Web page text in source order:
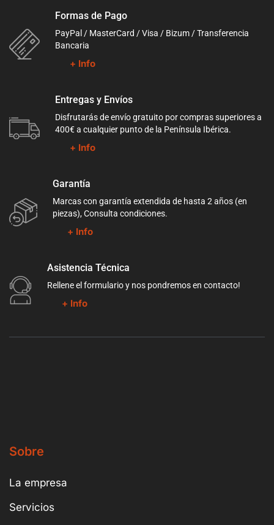
Formas de Pago
PayPal / MasterCard / Visa / Bizum / Transferencia
Bancaria
+ Info
Entregas y Envíos
Disfrutarás de envío gratuito por compras superiores a
400€ a cualquier punto de la Península Ibérica.
+ Info
Garantía
Marcas con garantía extendida de hasta 2 años (en
piezas), Consulta condiciones.
+ Info
Asistencia Técnica
Rellene el formulario y nos pondremos en contacto!
+ Info
Sobre
La empresa
Servicios